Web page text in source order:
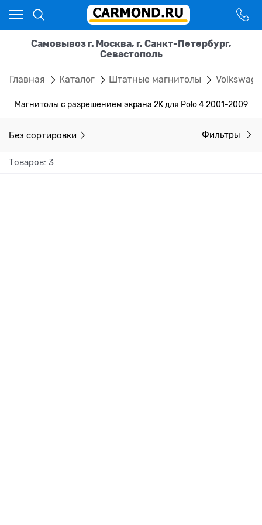
Самовывоз г. Москва, г. Санкт-Петербург,
Севастополь
Главная Каталог Штатные магнитолы
Магнитолы с разрешением экрана 2K для Polo 4 2001-2009
Без сортировки Фильтры
Товаров: 3